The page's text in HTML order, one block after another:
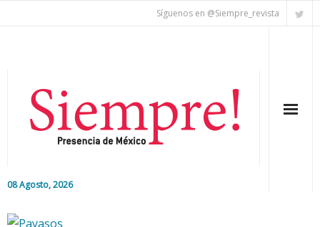
Síguenos en @Siempre_revista
08 Agosto, 2026